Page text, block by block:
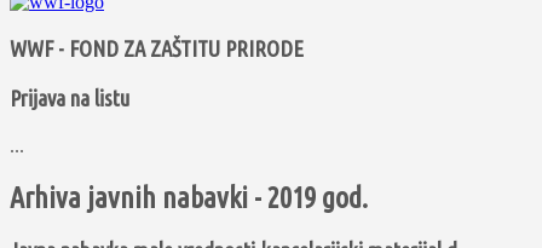
WWF - FOND ZA ZAŠTITU PRIRODE
Prijava na listu
...
Arhiva javnih nabavki - 2019 god.